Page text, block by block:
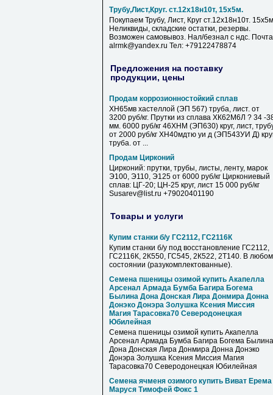
Трубу,Лист,Круг. ст.12х18н10т, 15х5м.
Покупаем Трубу, Лист, Круг ст.12х18н10т.
Неликвиды, складские остатки, резервы.
Возможен самовывоз. Нал/безнал с ндс.
alrmk@yandex.ru Тел: +79122478874
Предложения на поставку
продукции, цены
Продам коррозионностойкий сплав
ХН65мв хастеллой (ЭП 567) труба, лист. от
3200 руб/кг. Прутки из сплава ХК62М6Л ? 34 -
мм. 6000 руб/кг 46ХНМ (ЭП630) круг, лист,
от 2000 руб/кг ХН40мдтю уи д (ЭП543УИ Д)
труба. от ...
Продам Цирконий
Цирконий: прутки, трубы, листы, ленту, марок
Э100, Э110, Э125 от 6000 руб/кг Циркониевый
сплав: ЦГ-20; ЦН-25 круг, лист 15 000 руб/кг
Susarev@list.ru +79020401190
Товары и услуги
Купим станки б/у ГС2112, ГС2116К
Купим станки б/у под восстановление ГС2112,
ГС2116К, 2К550, ГС545, 2К522, 2Т140. В любом
состоянии (разукомплектованные).
Семена пшеницы озимой купить Акапелла
Арсенал Армада Бумба Багира Богема
Былина Дона Донская Лира Донмира Донна
Донэко Донэра Золушка Ксения Миссия
Магия Тарасовка70 Северодонецкая
Юбилейная
Семена пшеницы озимой купить Акапелла
Арсенал Армада Бумба Багира Богема Былина
Дона Донская Лира Донмира Донна Донэко
Донэра Золушка Ксения Миссия Магия
Тарасовка70 Северодонецкая Юбилейная
Семена ячменя озимого купить Виват Ерема
Маруся Тимофей Фокс 1